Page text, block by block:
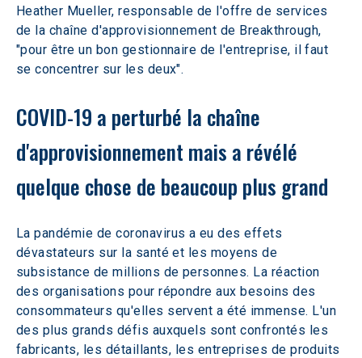
Heather Mueller, responsable de l'offre de services
de la chaîne d'approvisionnement de Breakthrough,
"pour être un bon gestionnaire de l'entreprise, il faut
se concentrer sur les deux".
COVID-19 a perturbé la chaîne
d'approvisionnement mais a révélé
quelque chose de beaucoup plus grand
La pandémie de coronavirus a eu des effets
dévastateurs sur la santé et les moyens de
subsistance de millions de personnes. La réaction
des organisations pour répondre aux besoins des
consommateurs qu'elles servent a été immense. L'un
des plus grands défis auxquels sont confrontés les
fabricants, les détaillants, les entreprises de produits